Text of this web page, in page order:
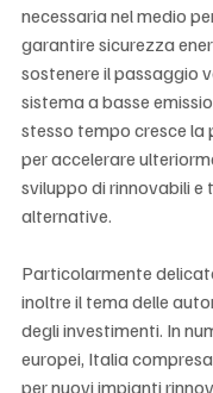
necessaria nel medio
garantire sicurezza
sostenere il passaggio
sistema a basse
stesso tempo cresce la
per accelerare
sviluppo di rinnovabili e
alternative.
Particolarmente
inoltre il tema delle
degli investimenti. In
europei, Italia
per nuovi impianti